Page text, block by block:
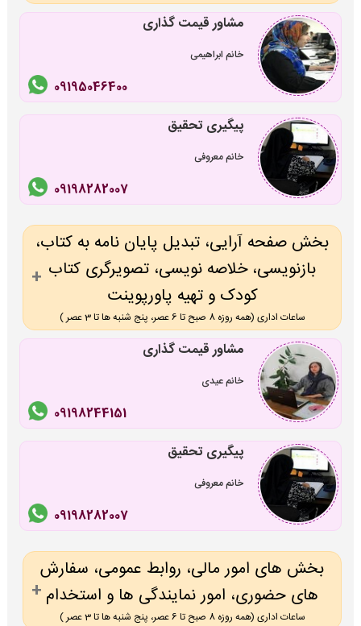
مشاور قیمت گذاری
خانم ابراهیمی
09195046400
پیگیری تحقیق
خانم معروفی
09198282007
بخش صفحه آرایی، تبدیل پایان نامه به کتاب،
بازنویسی، خلاصه نویسی، تصویرگری کتاب
کودک و تهیه پاورپوینت
ساعات اداری (همه روزه 8 صبح تا 6 عصر، پنج شنبه ها تا 3 عصر )
مشاور قیمت گذاری
خانم عیدی
09198244151
پیگیری تحقیق
خانم معروفی
09198282007
بخش های امور مالی، روابط عمومی، سفارش
های حضوری، امور نمایندگی ها و استخدام
ساعات اداری (همه روزه 8 صبح تا 6 عصر، پنج شنبه ها تا 3 عصر )